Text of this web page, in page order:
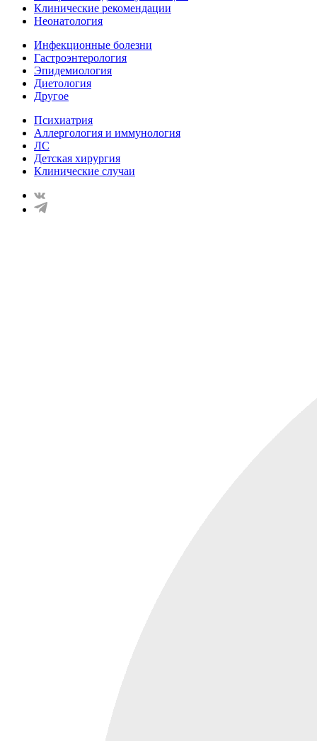
Клинические рекомендации
Неонатология
Инфекционные болезни
Гастроэнтерология
Эпидемиология
Диетология
Другое
Психиатрия
Аллергология и иммунология
ЛС
Детская хирургия
Клинические случаи